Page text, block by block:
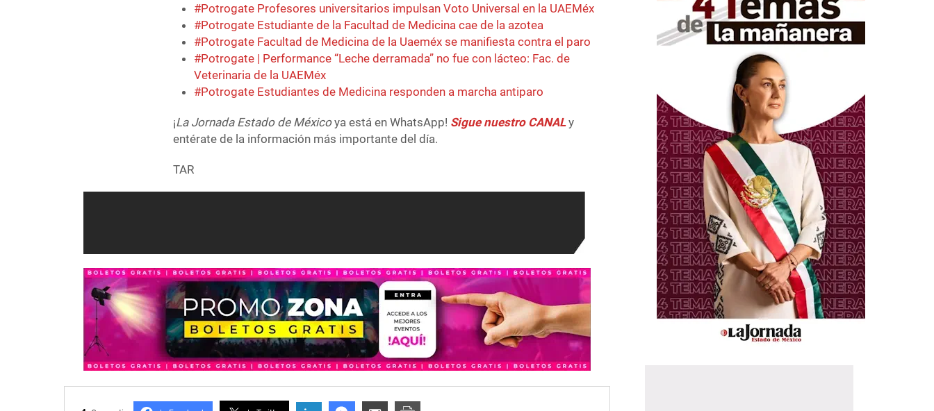
#Potrogate Profesores universitarios impulsan Voto Universal en la UAEMéx
#Potrogate Estudiante de la Facultad de Medicina cae de la azotea
#Potrogate Facultad de Medicina de la Uaeméx se manifiesta contra el paro
#Potrogate | Performance “Leche derramada” no fue con lácteo: Fac. de
Veterinaria de la UAEMéx
#Potrogate Estudiantes de Medicina responden a marcha antiparo
¡La Jornada Estado de Méxicoya está en WhatsApp! Sigue nuestro CANALy
entérate de la información más importante del día.
TAR